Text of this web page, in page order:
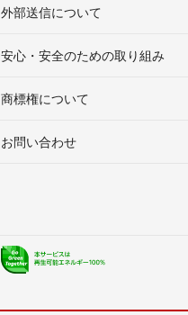
外部送信について
安心・安全のための取り組み
商標権について
お問い合わせ